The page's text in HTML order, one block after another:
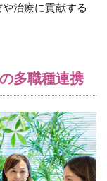
治療に貢献する
多職種連携